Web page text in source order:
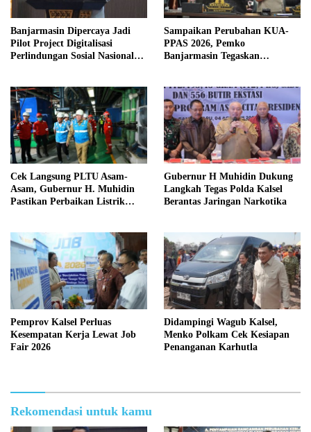
Banjarmasin Dipercaya Jadi
Pilot Project Digitalisasi
Perlindungan Sosial Nasional
Sampaikan Perubahan KUA-
PPAS 2026, Pemko
Banjarmasin Tegaskan
Cek Langsung PLTU Asam-
Asam, Gubernur H. Muhidin
Pastikan Perbaikan Listrik
Gubernur H Muhidin Dukung
Langkah Tegas Polda Kalsel
Berantas Jaringan Narkotika
Pemprov Kalsel Perluas
Kesempatan Kerja Lewat Job
Fair 2026
Didampingi Wagub Kalsel,
Menko Polkam Cek Kesiapan
Penanganan Karhutla
Rekomendasi untuk kamu